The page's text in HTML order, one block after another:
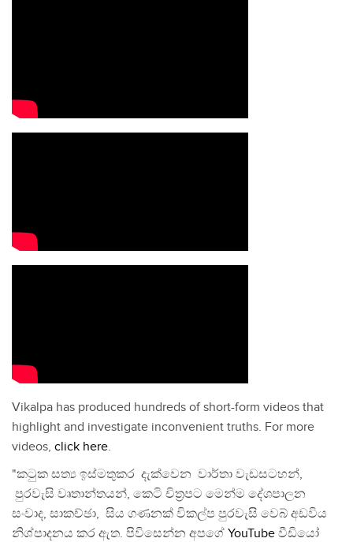
Vikalpa has produced hundreds of short-form videos that
highlight and investigate inconvenient truths. For more
videos, click here.
"කටුක සත්‍ය ඉස්මතුකර දැක්වෙන වාර්තා වැඩසටහන්,
පුරවැසි වෘතාන්තයන්, කෙටි චිත්‍රපට මෙන්ම දේශපාලන
සංවාද, සාකච්ඡා, සිය ගණනක් විකල්ප පුරවැසි වෙබ් අඩවිය
නිශ්පාදනය කර ඇත. පිවිසෙන්න අපගේ YouTube වීඩියෝ